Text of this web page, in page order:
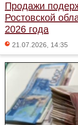
Продажи
Ростовской
2026 года
21.07.2026, 14:35